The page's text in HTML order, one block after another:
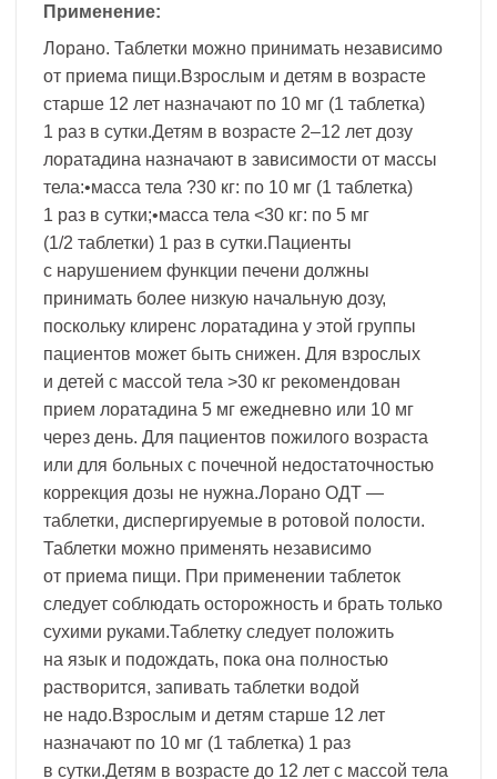
Применение:
Лорано. Таблетки можно принимать независимо
от приема пищи.Взрослым и детям в возрасте
старше 12 лет назначают по 10 мг (1 таблетка)
1 раз в сутки.Детям в возрасте 2–12 лет дозу
лоратадина назначают в зависимости от массы
тела:•масса тела ?30 кг: по 10 мг (1 таблетка)
1 раз в сутки;•масса тела <30 кг: по 5 мг
(1/2 таблетки) 1 раз в сутки.Пациенты
с нарушением функции печени должны
принимать более низкую начальную дозу,
поскольку клиренс лоратадина у этой группы
пациентов может быть снижен. Для взрослых
и детей с массой тела >30 кг рекомендован
прием лоратадина 5 мг ежедневно или 10 мг
через день. Для пациентов пожилого возраста
или для больных с почечной недостаточностью
коррекция дозы не нужна.Лорано ОДТ —
таблетки, диспергируемые в ротовой полости.
Таблетки можно применять независимо
от приема пищи. При применении таблеток
следует соблюдать осторожность и брать только
сухими руками.Таблетку следует положить
на язык и подождать, пока она полностью
растворится, запивать таблетки водой
не надо.Взрослым и детям старше 12 лет
назначают по 10 мг (1 таблетка) 1 раз
в сутки.Детям в возрасте до 12 лет с массой тела